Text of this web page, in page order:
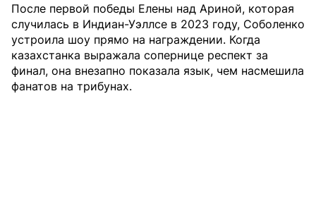
После первой победы Елены над Ариной, которая
случилась в Индиан-Уэллсе в 2023 году, Соболенко
устроила шоу прямо на награждении. Когда
казахстанка выражала сопернице респект за
финал, она внезапно показала язык, чем насмешила
фанатов на трибунах.